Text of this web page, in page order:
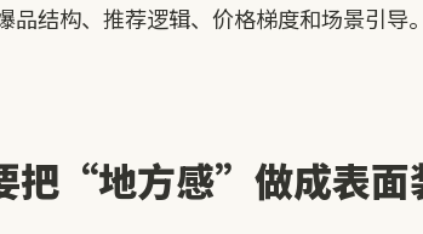
品结构、推荐逻辑、价格梯度和场景引导
把“地方感”做成表面